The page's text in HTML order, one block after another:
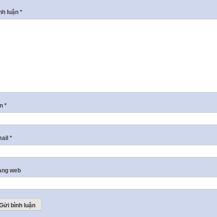
luận *
*
*
web